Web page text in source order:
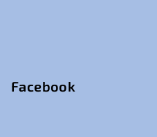
Facebook